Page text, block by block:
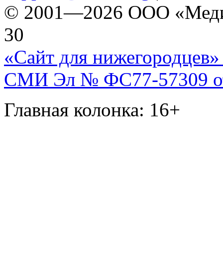
© 2001—2026 ООО
30
«Сайт для нижегородцев»
СМИ Эл № ФС77-57309
Главная колонка: 16+